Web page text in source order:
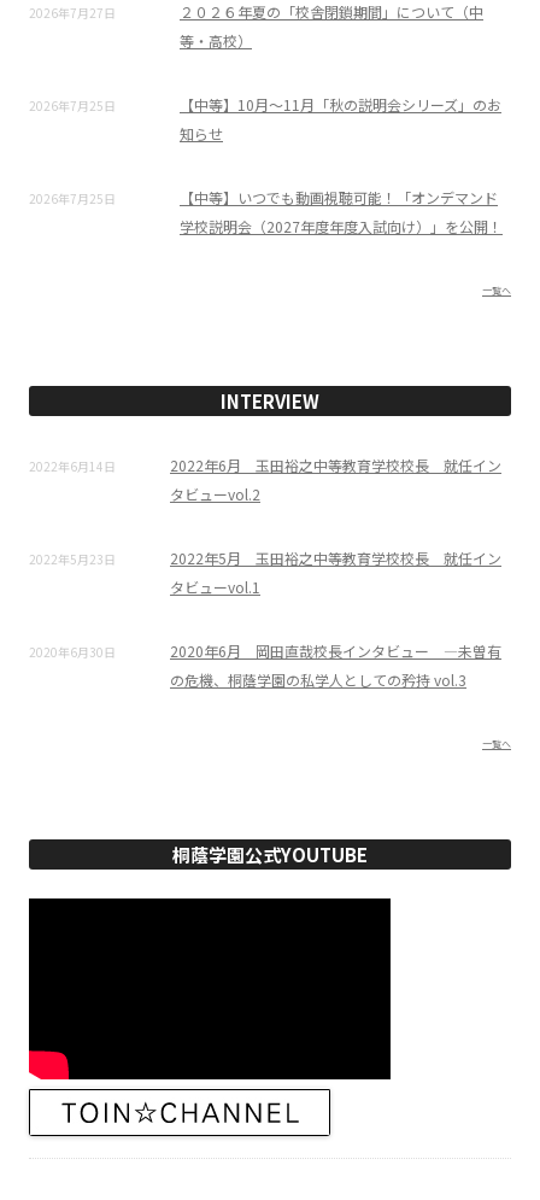
2026年7月27日
２０２６年夏の「校舎閉鎖期間」について（中
等・高校）
2026年7月25日
【中等】10月～11月「秋の説明会シリーズ」のお
知らせ
2026年7月25日
【中等】いつでも動画視聴可能！「オンデマンド
学校説明会（2027年度年度入試向け）」を公開！
一覧へ
INTERVIEW
2022年6月14日
2022年6月 玉田裕之中等教育学校校長 就任イン
タビューvol.2
2022年5月23日
2022年5月 玉田裕之中等教育学校校長 就任イン
タビューvol.1
2020年6月30日
2020年6月 岡田直哉校長インタビュー ―未曽有
の危機、桐蔭学園の私学人としての矜持 vol.3
一覧へ
桐蔭学園公式YOUTUBE